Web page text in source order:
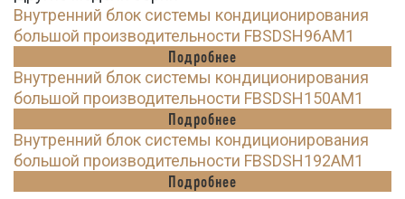
Внутренний блок системы кондиционирования
большой производительности FBSDSH96AM1
Подробнее
Внутренний блок системы кондиционирования
большой производительности FBSDSH150AM1
Подробнее
Внутренний блок системы кондиционирования
большой производительности FBSDSH192AM1
Подробнее